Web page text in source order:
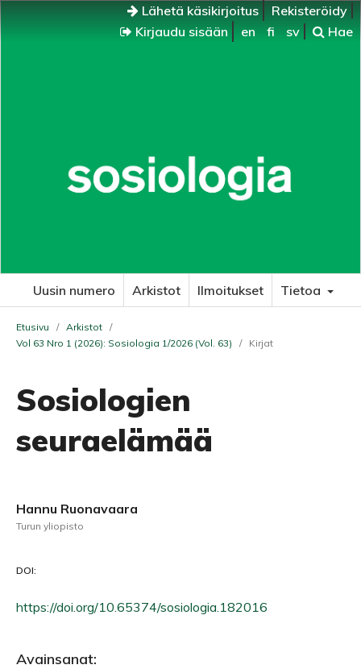
Lähetä käsikirjoitus
Rekisteröidy
Kirjaudu sisään
en fi sv Hae
Uusin numero Arkistot Ilmoitukset Tietoa
Etusivu / Arkistot /
Vol 63 Nro 1 (2026): Sosiologia 1/2026 (Vol. 63)
/ Kirjat
Sosiologien
seuraelämää
Hannu Ruonavaara
Turun yliopisto
DOI:
https://doi.org/10.65374/sosiologia.182016
Avainsanat: